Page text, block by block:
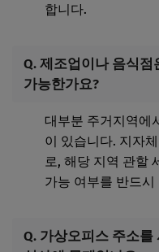
합니다.
Q. 제조업이나 음식
가능한가요?
대부분 주거지역에
이 있습니다. 지자
로, 해당 지역 관할
가능 여부를 반드
Q. 가상오피스 주소